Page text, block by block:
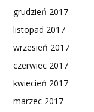
grudzień 2017
listopad 2017
wrzesień 2017
czerwiec 2017
kwiecień 2017
marzec 2017